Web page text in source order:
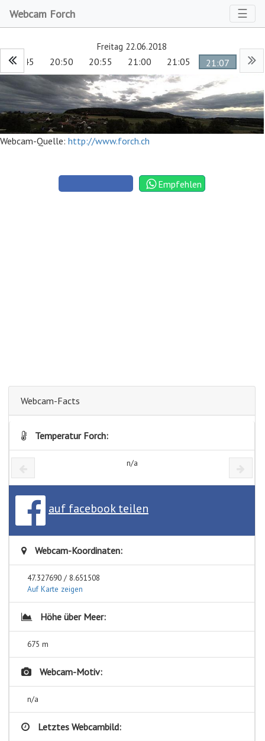
Webcam Forch ☰
Freitag 22.06.2018
20:45 20:50 20:55 21:00 21:05 21:07
Webcam-Quelle: http://www.forch.ch
Empfehlen
Webcam-Facts
Temperatur Forch:
n/a
auf facebook teilen
Webcam-Koordinaten:
47.327690 / 8.651508
Auf Karte zeigen
Höhe über Meer:
675 m
Webcam-Motiv:
n/a
Letztes Webcambild: